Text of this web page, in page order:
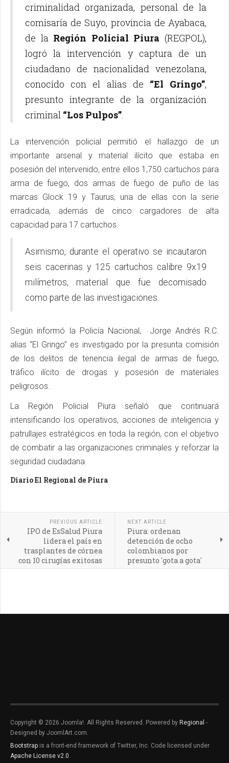
criminalidad organizada, personal de la
comisaría de Suyo, provincia de Ayabaca,
de la Región Policial Piura (REGPOL),
logró la intervención y captura de un
ciudadano de nacionalidad venezolana,
conocido con el alias de “El Gringo”,
presunto integrante de la organización
criminal “Los Pulpos”.
La intervención policial permitió el hallazgo de un
importante arsenal y material ilícito que estaba en
posesión del intervenido, entre ellos 1,750 cartuchos para
arma de fuego, dos armas de fuego de puño de las
marcas Glock 19 y Taurus, una de ellas con la serie
erradicada, además de cinco cargadores de alta
capacidad para 17 cartuchos.
Asimismo, durante el operativo se incautaron
seis cacerinas y 125 cartuchos calibre 9x19
milímetros, material que fue decomisado
como parte de las investigaciones.
Según informó la Policía Nacional, Jorge Andrés R.C.
alias “El Gringo” es investigado por la presunta comisión
de los delitos de tenencia ilegal de armas de fuego,
tráfico ilícito de drogas y posesión de materiales
peligrosos.
La Región Policial Piura señaló que continuará
intensificando los operativos, acciones de inteligencia y
patrullajes estratégicos en toda la región, con el objetivo
de combatir a las organizaciones criminales y reforzar la
seguridad ciudadana.
Diario El Regional de Piura
PREVIOUS ARTICLE
IPO de EsSalud Piura
lidera el país en
trasplantes de córnea
con 10 cirugías exitosas
NEXT ARTICLE
Piura: ordenan
detención de ocho
colombianos por
presunto 'gota a gota'
Copyright © 2026 Joomla!. All Rights Reserved. Powered by Regional -
Designed by JoomlArt.com.
Bootstrap is a front-end framework of Twitter, Inc. Code licensed under
Apache License v2.0.